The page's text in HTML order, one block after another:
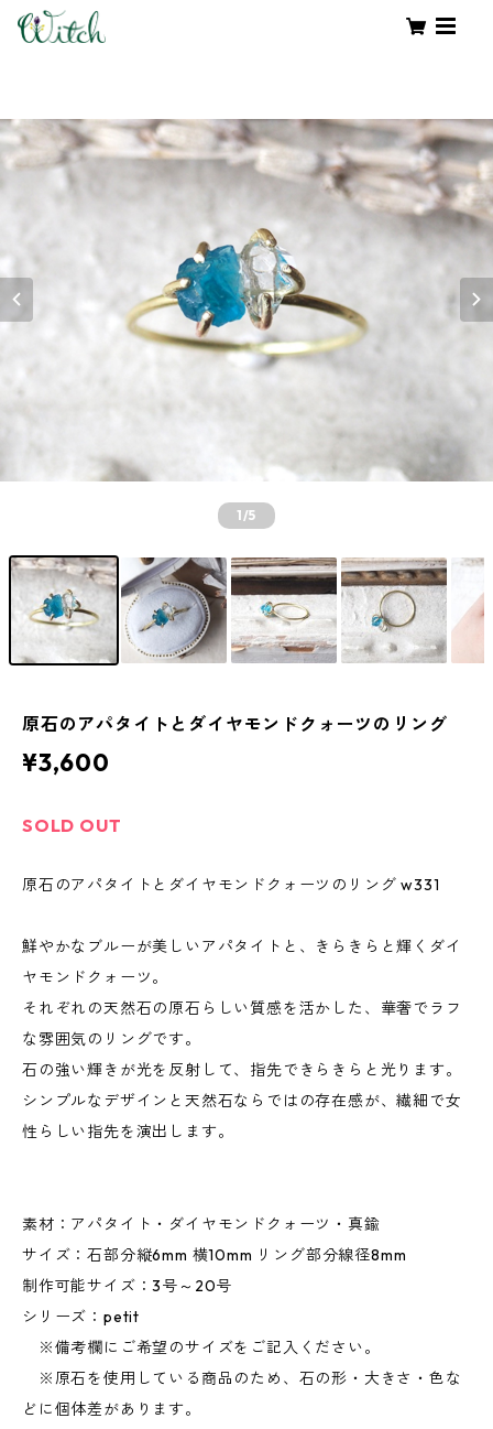
1/5
原石のアパタイトとダイヤモンドクォーツのリング
¥3,600
SOLD OUT
原石のアパタイトとダイヤモンドクォーツのリング w331
鮮やかなブルーが美しいアパタイトと、きらきらと輝くダイ
ヤモンドクォーツ。
それぞれの天然石の原石らしい質感を活かした、華奢でラフ
な雰囲気のリングです。
石の強い輝きが光を反射して、指先できらきらと光ります。
シンプルなデザインと天然石ならではの存在感が、繊細で女
性らしい指先を演出します。
素材：アパタイト・ダイヤモンドクォーツ・真鍮
サイズ：石部分縦6mm 横10mm リング部分線径8mm
制作可能サイズ：3号～20号
シリーズ：petit
※備考欄にご希望のサイズをご記入ください。
※原石を使用している商品のため、石の形・大きさ・色な
どに個体差があります。